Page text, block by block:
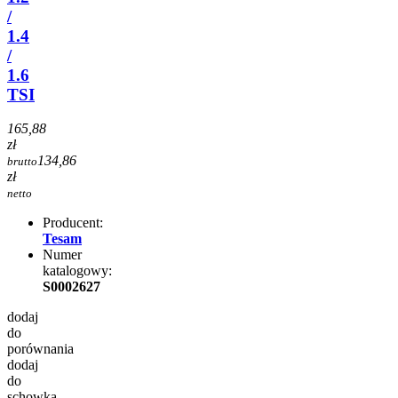
/
1.4
/
1.6
TSI
165,88
zł
brutto 134,86
zł
netto
Producent:
Tesam
Numer
katalogowy:
S0002627
dodaj
do
porównania
dodaj
do